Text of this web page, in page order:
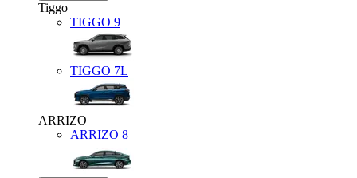
Tiggo
TIGGO 9
TIGGO 7L
ARRIZO
ARRIZO 8